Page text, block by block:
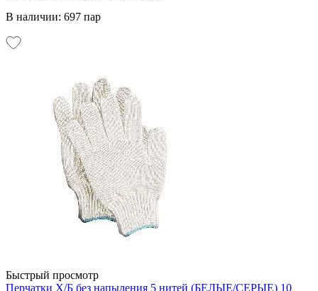
В наличии: 697 пар
Быстрый просмотр
Перчатки Х/Б без напыления 5 нитей (БЕЛЫЕ/СЕРЫЕ) 10